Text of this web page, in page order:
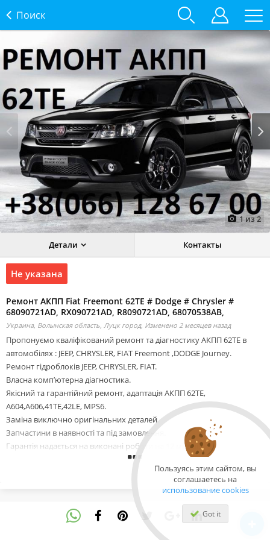
Пользуясь этим сайтом, вы
соглашаетесь на
использование cookies
Got it
Поиск
Next
1 из2
Детали Контакты
Не указана
Ремонт АКПП Fiat Freemont 62TE # Dodge # Chrysler #
68090721AD, RX090721AD, R8090721AD, 68070538AB,
Украина, Волынская область, Луцк город, Изменено 2 месяцев назад
Пропонуємо кваліфікований ремонт та діагностику АКПП 62TE в
автомобілях : JEEP, CHRYSLER, FIAT Freemont ,DODGE Journey.
Ремонт гідроблоків JEEP, CHRYSLER, FIAT.
Власна комп’ютерна діагностика.
Якісний та гарантійний ремонт, адаптація АКПП 62TE,
A604,A606,41TE,42LE, MPS6.
Заміна виключно оригінальних деталей.
Запчастини в наявності та під замовлення.
Гарантія надається на виконані роботи на 12 місяців.
DODGE AVENGER,DODGE JOURNEY,FIAT FREEMONT.
68090721AD, RX090721AD, R8090721AD, 68070538AB, R8070538AB,
68145886AC, 5078570AB, 68018555AA, 5078930AA, 5078554AA,
4800267AA, 4659946AB, RL052759AA, 68014 103AA, 68225794AA ,
68010495AA, 5078876AA, 5078815AG, 68004114AA, 5078619AA,